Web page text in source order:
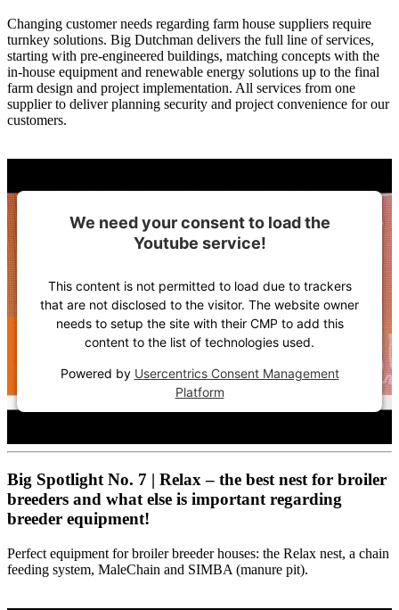
Changing customer needs regarding farm house suppliers require
turnkey solutions. Big Dutchman delivers the full line of services,
starting with pre-engineered buildings, matching concepts with the
in-house equipment and renewable energy solutions up to the final
farm design and project implementation. All services from one
supplier to deliver planning security and project convenience for our
customers.
We need your consent to load the
Youtube service!
This content is not permitted to load due to trackers
that are not disclosed to the visitor. The website owner
needs to setup the site with their CMP to add this
content to the list of technologies used.
Powered by Usercentrics Consent Management
Platform
Big Spotlight No. 7 | Relax – the best nest for broiler
breeders and what else is important regarding
breeder equipment!
Perfect equipment for broiler breeder houses: the Relax nest, a chain
feeding system, MaleChain and SIMBA (manure pit).